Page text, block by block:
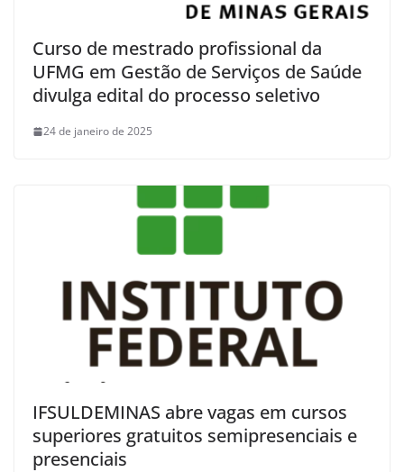
Curso de mestrado profissional da
UFMG em Gestão de Serviços de Saúde
divulga edital do processo seletivo
24 de janeiro de 2025
IFSULDEMINAS abre vagas em cursos
superiores gratuitos semipresenciais e
presenciais